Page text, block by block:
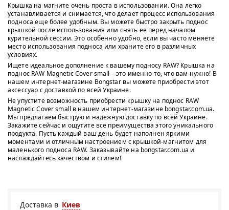
Крышка на магните очень проста в использовании. Она легко
устанавливается и снимается, что делает процесс использования
подноса еще более удобным. Вы можете быстро закрыть поднос
крышкой после использования или снять ее перед началом
курительной сессии. Это особенно удобно, если вы часто меняете
место использования подноса или храните его в различных
условиях.
Ищете идеальное дополнение к вашему подносу RAW? Крышка на
поднос RAW Magnetic Cover small – это именно то, что вам нужно! В
нашем интернет-магазине Bongstar вы можете приобрести этот
аксессуар с доставкой по всей Украине.
Не упустите возможность приобрести крышку на поднос RAW
Magnetic Cover small в нашем интернет-магазине bongstar.com.ua.
Мы предлагаем быструю и надежную доставку по всей Украине.
Закажите сейчас и ощутите все преимущества этого уникального
продукта. Пусть каждый ваш день будет наполнен яркими
моментами и отличным настроением с крышкой-магнитом для
маленького подноса RAW. Заказывайте на bongstar.com.ua и
наслаждайтесь качеством и стилем!
Доставка в Киев